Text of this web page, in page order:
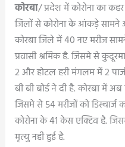
कोरबा/ प्रदेश में कोरोना का कहर
जिलों से कोरोना के आंकड़े सामने
कोरबा जिले में 40 नए मरीज
प्रवासी श्रमिक है. जिसमे से
2 और होटल हरी मंगलम में 2
बी बी बोर्ड ने दी है. कोरबा
जिसमे से 54 मरीजों को
कोरोना के 41 केस एक्टिव है.
मृत्यु नही हुई है.